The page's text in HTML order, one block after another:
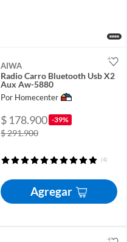
AIWA
Radio Carro Bluetooth Usb X2
Aux Aw-5880
Por Homecenter
$ 178.900 -39%
$ 291.900
(4)
Agregar